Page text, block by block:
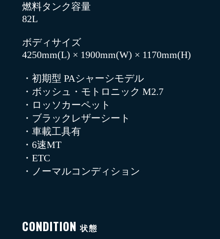
燃料タンク容量
82L
ボディサイズ
4250mm(L) × 1900mm(W) × 1170mm(H)
・初期型 PAシャーシモデル
・ボッシュ・モトロニック M2.7
・ロッソカーペット
・ブラックレザーシート
・車載工具有
・6速MT
・ETC
・ノーマルコンディション
CONDITION状態